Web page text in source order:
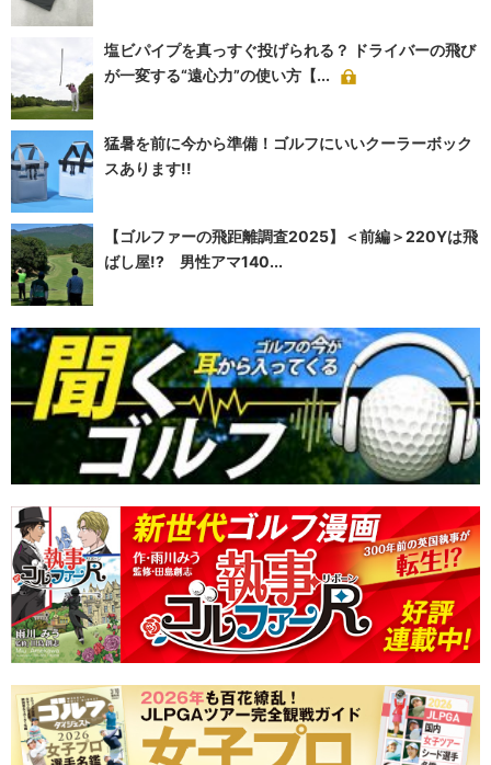
塩ビパイプを真っすぐ投げられる？ ドライバーの飛び
が一変する“遠心力”の使い方【...
猛暑を前に今から準備！ゴルフにいいクーラーボック
スあります!!
【ゴルファーの飛距離調査2025】＜前編＞220Yは飛
ばし屋!? 男性アマ140...